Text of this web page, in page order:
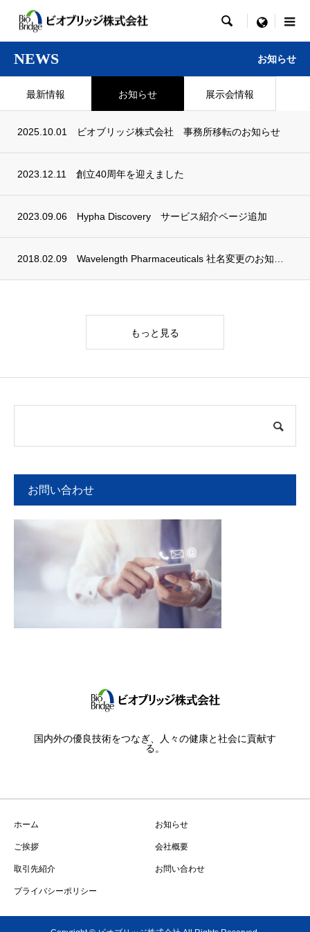
 menu
NEWS お知らせ
最新情報 お知らせ 展示会情報
2025.10.01 ビオブリッジ株式会社 事務所移転のお知らせ
2023.12.11 創立40周年を迎えました
2023.09.06 Hypha Discovery サービス紹介ページ追加
2018.02.09
もっと見る
お問い合わせ
国内外の優良技術をつなぎ、人々の健康と社会に貢献す
る。
ホーム お知らせ
ご挨拶 会社概要
取引先紹介 お問い合わせ
プライバシーポリシー